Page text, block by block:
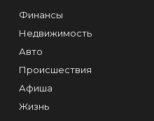
Финансы
Недвижимость
Авто
Происшествия
Афиша
Жизнь